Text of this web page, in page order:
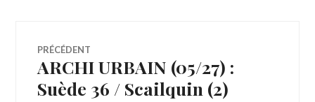
Navigation
de
PRÉCÉDENT
Article
précédent :
ARCHI URBAIN (05/27) :
Suède 36 / Scailquin (2)